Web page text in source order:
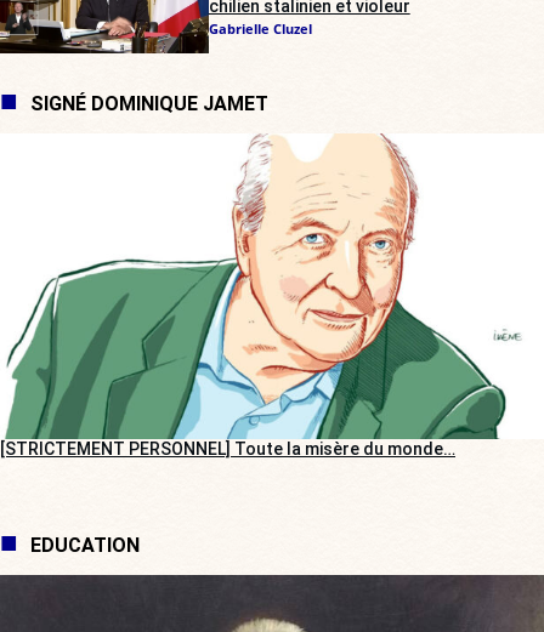
chilien stalinien et violeur
Gabrielle Cluzel
SIGNÉ DOMINIQUE JAMET
[STRICTEMENT PERSONNEL] Toute la misère du monde…
EDUCATION